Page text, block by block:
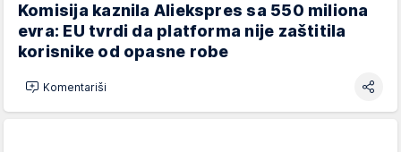
Komisija kaznila Aliekspres sa 550 miliona
evra: EU tvrdi da platforma nije zaštitila
korisnike od opasne robe
Komentariši